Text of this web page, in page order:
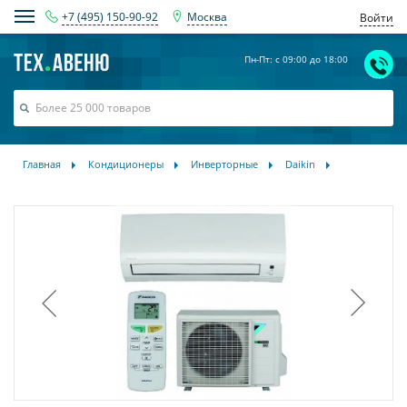
+7 (495) 150-90-92 Москва Войти
Пн-Пт: с 09:00 до 18:00
Главная Кондиционеры Инверторные Daikin